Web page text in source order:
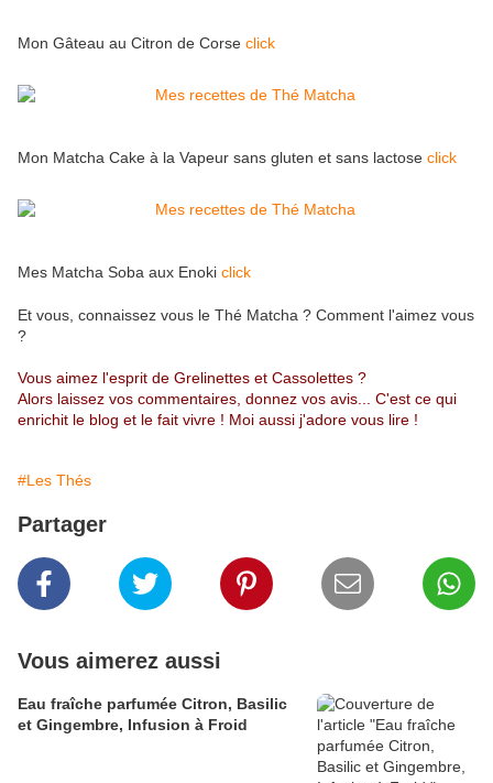
Mon Gâteau au Citron de Corse click
Mon Matcha Cake à la Vapeur sans gluten et sans lactose click
Mes Matcha Soba aux Enoki click
Et vous, connaissez vous le Thé Matcha ? Comment l'aimez vous
?
Vous aimez l'esprit de Grelinettes et Cassolettes ?
Alors laissez vos commentaires, donnez vos avis... C'est ce qui
enrichit le blog et le fait vivre ! Moi aussi j'adore vous lire !
#Les Thés
Partager
Vous aimerez aussi
Eau fraîche parfumée Citron, Basilic
et Gingembre, Infusion à Froid